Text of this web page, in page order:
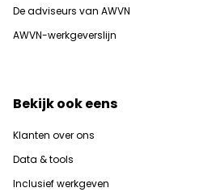
De adviseurs van AWVN
AWVN-werkgeverslijn
Bekijk ook eens
Klanten over ons
Data & tools
Inclusief werkgeven